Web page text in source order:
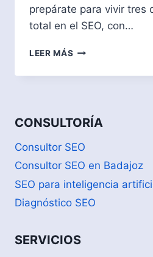
prepárate para vivir tres
total en el SEO, con…
LEER MÁS TRANSFORMA
CARRERA
AMATEUR
PROFESIONAL
SEO!
CONSULTORÍA
Consultor SEO
Consultor SEO en Badajoz
SEO para inteligencia
Diagnóstico SEO
SERVICIOS